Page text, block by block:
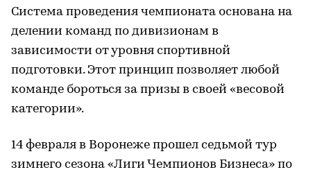
Система проведения чемпионата основана на
делении команд по дивизионам в
зависимости от уровня спортивной
подготовки. Этот принцип позволяет любой
команде бороться за призы в своей «весовой
категории».
14 февраля в Воронеже прошел седьмой тур
зимнего сезона «Лиги Чемпионов Бизнеса» по